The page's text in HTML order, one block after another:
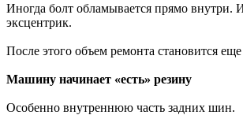
Иногда болт обламывается прямо внутри.
эксцентрик.
После этого объем ремонта становится
Машину начинает «есть» резину
Особенно внутреннюю часть задних шин.